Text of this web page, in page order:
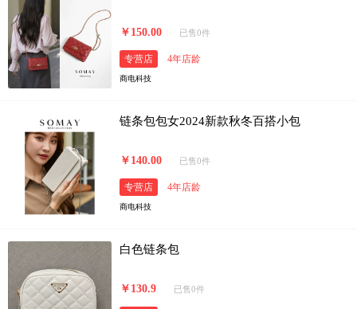
￥150.00 已售0件
专营店 4年店龄
商电科技
链条包包女2024新款秋冬百搭小包
￥140.00 已售0件
专营店 4年店龄
商电科技
白色链条包
￥130.9 已售0件